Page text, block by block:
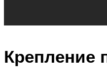
Крепление